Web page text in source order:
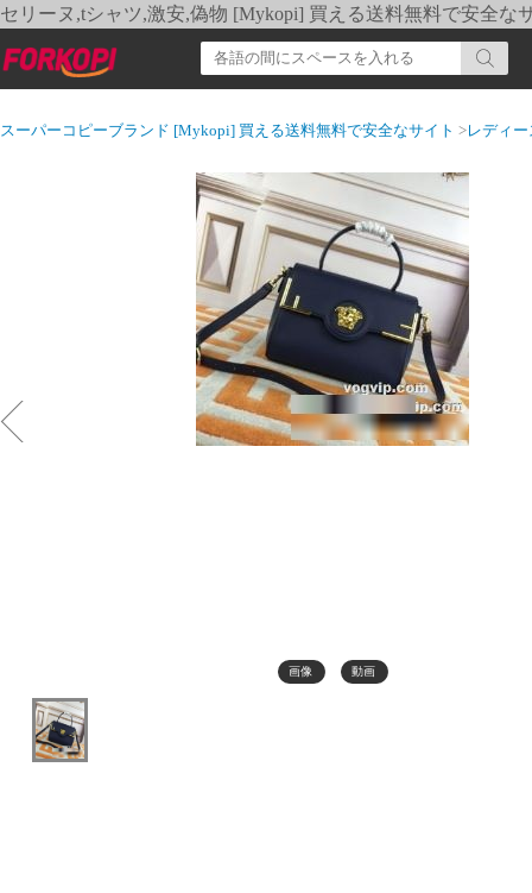
セリーヌ,tシャツ,激安,偽物 [Mykopi] 買える送料無料で安全な
スーパーコピーブランド [Mykopi] 買える送料無料で安全なサイト >レディ
画像 動画